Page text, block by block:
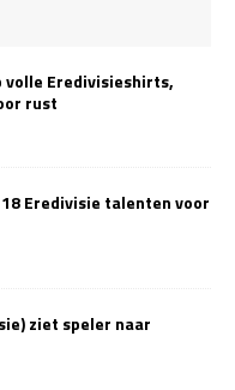
volle Eredivisieshirts,
rust
Eredivisie talenten voor
ziet speler naar